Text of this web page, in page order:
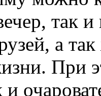
так
а
При